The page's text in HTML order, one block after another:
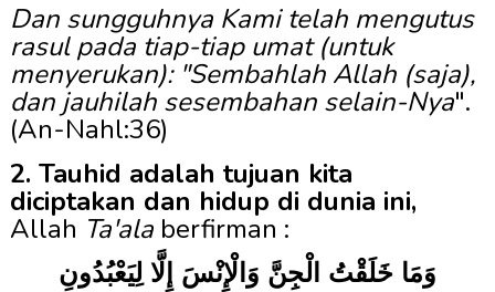
Dan sungguhnya Kami telah mengutus
rasul pada tiap-tiap umat (untuk
menyerukan): "Sembahlah Allah (saja),
dan jauhilah sesembahan selain-Nya".
(An-Nahl:36)
2. Tauhid adalah tujuan kita
diciptakan dan hidup di dunia ini,
Allah Ta'ala berfirman :
وَمَا خَلَقْتُ الْجِنَّ وَالْإِنْسَ إِلَّا لِيَعْبُدُونِ